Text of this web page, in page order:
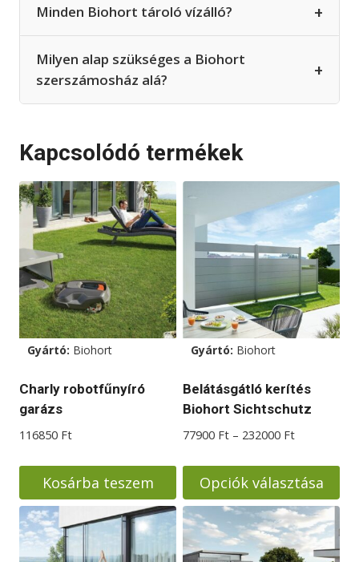
Minden Biohort tároló vízálló? +
Milyen alap szükséges a Biohort
szerszámosház alá?
+
Kapcsolódó termékek
Gyártó: Biohort
Charly robotfűnyíró
garázs
116850 Ft
Kosárba teszem
Gyártó: Biohort
Belátásgátló kerítés
Biohort Sichtschutz
77900 Ft – 232000 Ft
-
232000 Ft
Opciók választása
Ennek
a
terméknek